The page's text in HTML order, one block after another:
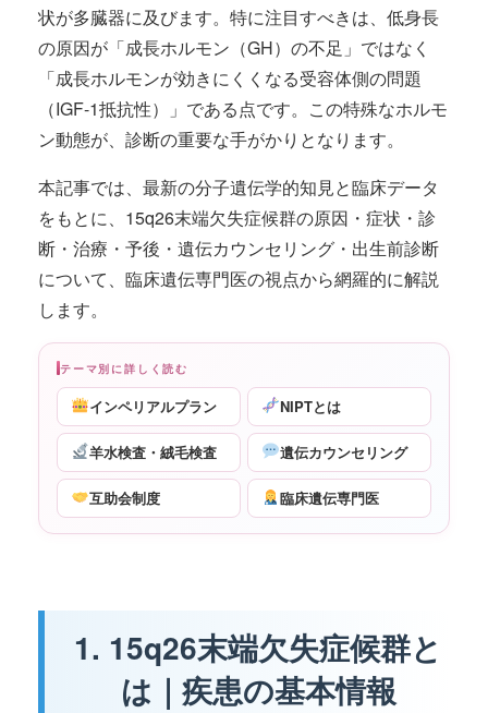
状が多臓器に及びます。特に注目すべきは、低身長
の原因が「成長ホルモン（GH）の不足」ではなく
「成長ホルモンが効きにくくなる受容体側の問題
（IGF-1抵抗性）」である点です。この特殊なホルモ
ン動態が、診断の重要な手がかりとなります。
本記事では、最新の分子遺伝学的知見と臨床データ
をもとに、15q26末端欠失症候群の原因・症状・診
断・治療・予後・遺伝カウンセリング・出生前診断
について、臨床遺伝専門医の視点から網羅的に解説
します。
テーマ別に詳しく読む
インペリアルプラン NIPTとは
羊水検査・絨毛検査 遺伝カウンセリング
互助会制度 臨床遺伝専門医
1. 15q26末端欠失症候群と
は｜疾患の基本情報